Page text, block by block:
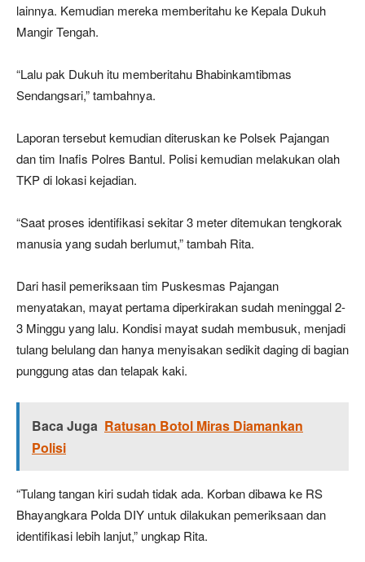
lainnya. Kemudian mereka memberitahu ke Kepala Dukuh
Mangir Tengah.
“Lalu pak Dukuh itu memberitahu Bhabinkamtibmas
Sendangsari,” tambahnya.
Laporan tersebut kemudian diteruskan ke Polsek Pajangan
dan tim Inafis Polres Bantul. Polisi kemudian melakukan olah
TKP di lokasi kejadian.
“Saat proses identifikasi sekitar 3 meter ditemukan tengkorak
manusia yang sudah berlumut,” tambah Rita.
Dari hasil pemeriksaan tim Puskesmas Pajangan
menyatakan, mayat pertama diperkirakan sudah meninggal 2-
3 Minggu yang lalu. Kondisi mayat sudah membusuk, menjadi
tulang belulang dan hanya menyisakan sedikit daging di bagian
punggung atas dan telapak kaki.
Baca Juga Ratusan Botol Miras Diamankan
Polisi
“Tulang tangan kiri sudah tidak ada. Korban dibawa ke RS
Bhayangkara Polda DIY untuk dilakukan pemeriksaan dan
identifikasi lebih lanjut,” ungkap Rita.